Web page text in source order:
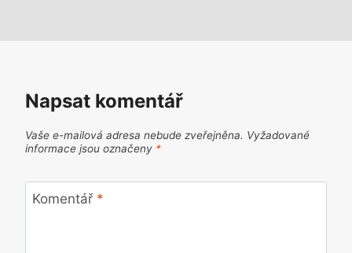
Napsat komentář
Vaše e-mailová adresa nebude zveřejněna. Vyžadované
informace jsou označeny *
Komentář *